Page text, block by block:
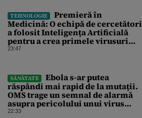
TEHNOLOGIE
Premieră în
Medicină: O echipă de cercetători
a folosit Inteligența Artificială
pentru a crea primele virusuri
sintetice la tratarea de E.coli
23:47
SĂNĂTATE
Ebola s-ar putea
răspândi mai rapid de la mutații.
OMS trage un semnal de alarmă
asupra pericolului unui virus
pentru care nu există vaccin
22:33